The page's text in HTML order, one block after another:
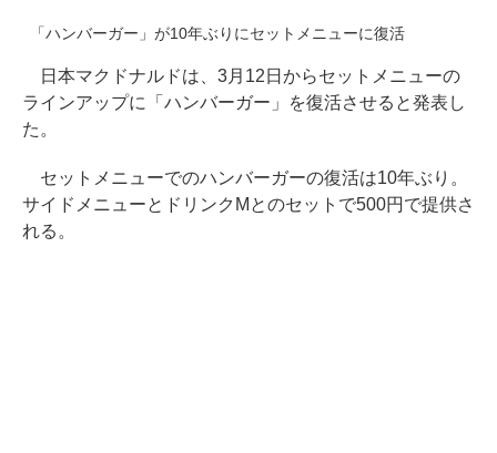
「ハンバーガー」が10年ぶりにセットメニューに復活
日本マクドナルドは、3月12日からセットメニューの
ラインアップに「ハンバーガー」を復活させると発表し
た。
セットメニューでのハンバーガーの復活は10年ぶり。
サイドメニューとドリンクMとのセットで500円で提供さ
れる。